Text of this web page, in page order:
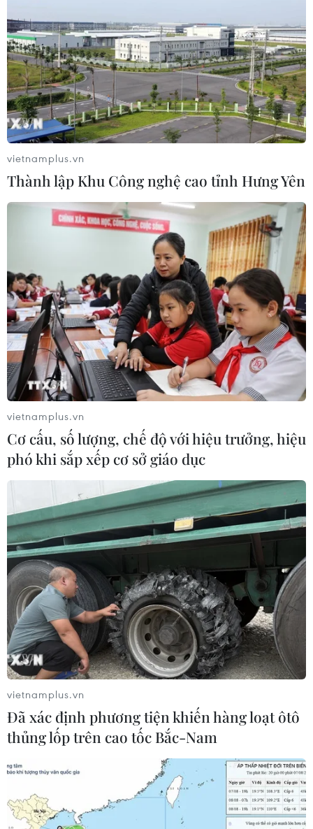
HLV Park Hang Seo nói gì sau chiến thắng
đầu tay của Việt Nam?
HLV Park Hang-seo cho biết: "Trong một số thời điểm,
các cầu thủ đã không giữ được sự tập trung. Tuy nhiên,
như tôi đã nói điều quan trọng là 3 điểm và tôi hài lòng
về kết quả này."
vietnamplus.vn
Thành lập Khu Công nghệ cao tỉnh Hưng Yên
vietnamplus.vn
Cơ cấu, số lượng, chế độ với hiệu trưởng, hiệu
phó khi sắp xếp cơ sở giáo dục
vietnamplus.vn
Đã xác định phương tiện khiến hàng loạt ôtô
thủng lốp trên cao tốc Bắc-Nam